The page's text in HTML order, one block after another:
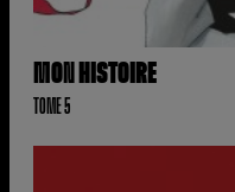
MON HISTOIRE
TOME 5